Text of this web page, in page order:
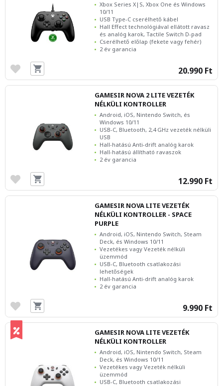
Xbox Series X|S, Xbox One és Windows
10/11
USB Type-C cserélhető kábel
Hall Effect technológiával ellátott ravasz
és analóg karok, Tactile Switch D-pad
Cserélhető előlap (fekete vagy fehér)
2 év garancia
20.990 Ft
GAMESIR NOVA 2 LITE VEZETÉK
NÉLKÜLI KONTROLLER
Android, iOS, Nintendo Switch, és
Windows 10/11
USB-C, Bluetooth, 2,4 GHz vezeték nélküli
USB
Hall-hatású Anti-drift analóg karok
Hall-hatású állítható ravaszok
2 év garancia
12.990 Ft
GAMESIR NOVA LITE VEZETÉK
NÉLKÜLI KONTROLLER - SPACE
PURPLE
Android, iOS, Nintendo Switch, Steam
Deck, és Windows 10/11
Vezetékes vagy Vezeték nélküli
üzemmód
USB-C, Bluetooth csatlakozási
lehetőségek
Hall-hatású Anti-drift analóg karok
2 év garancia
9.990 Ft
GAMESIR NOVA LITE VEZETÉK
NÉLKÜLI KONTROLLER
Android, iOS, Nintendo Switch, Steam
Deck, és Windows 10/11
Vezetékes vagy Vezeték nélküli
üzemmód
USB-C, Bluetooth csatlakozási